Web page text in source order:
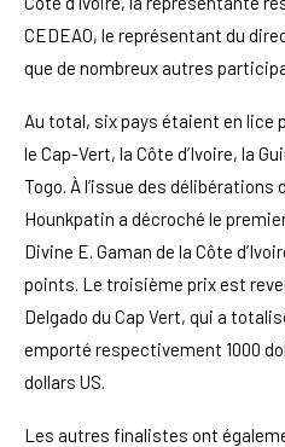
CEDEAO, le représentant du
que de nombreux autres
Au total, six pays étaient en lice
le Cap-Vert, la Côte d’Ivoire, la
Togo. À l’issue des délibérations
Hounkpatin a décroché le
Divine E. Gaman de la Côte
points. Le troisième prix est
Delgado du Cap Vert, qui a
emporté respectivement 1000
dollars US.
Les autres finalistes ont